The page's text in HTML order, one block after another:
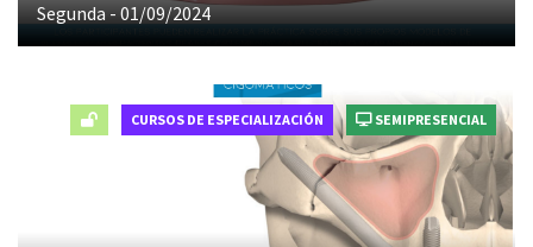
Segunda - 01/09/2024
CURSOS DE ESPECIALIZACIÓN SEMIPRESENCIAL